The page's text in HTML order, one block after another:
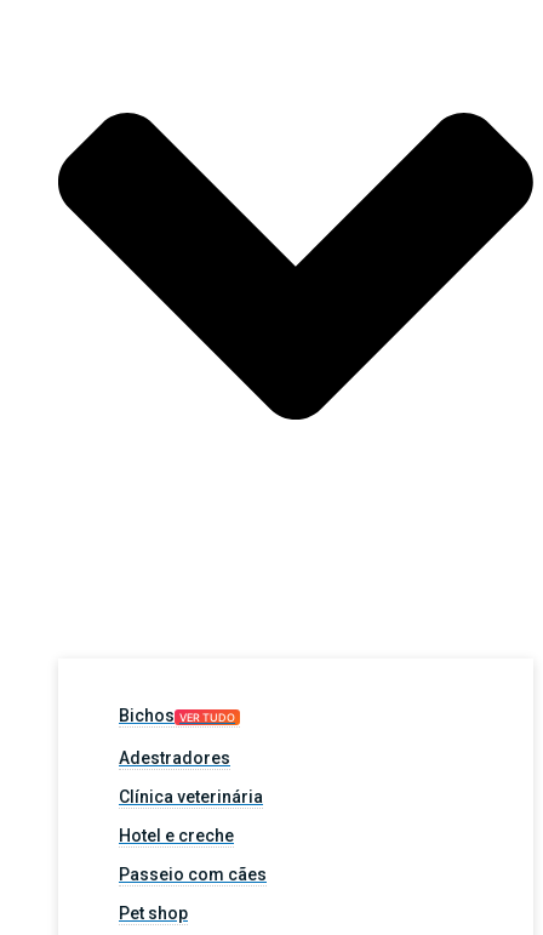
Bichos VER TUDO
Adestradores
Clínica veterinária
Hotel e creche
Passeio com cães
Pet shop